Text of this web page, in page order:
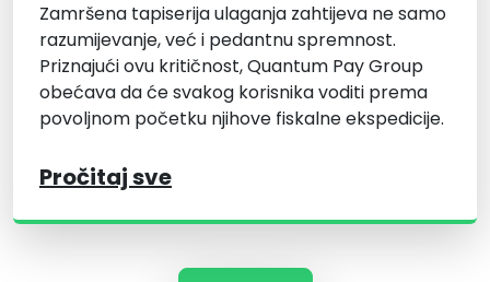
Zamršena tapiserija ulaganja zahtijeva ne samo
razumijevanje, već i pedantnu spremnost.
Priznajući ovu kritičnost, Quantum Pay Group
obećava da će svakog korisnika voditi prema
povoljnom početku njihove fiskalne ekspedicije.
Pročitaj sve